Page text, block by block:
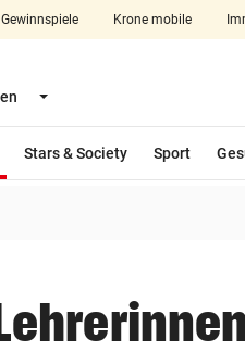
Gewinnspiele Krone mobile
Menü aufklappen
Stars & Society
Sport